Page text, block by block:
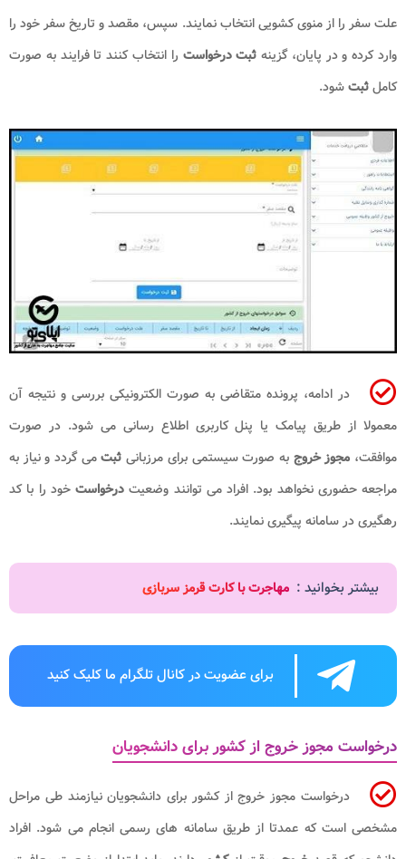
علت سفر را از منوی کشویی انتخاب نمایند. سپس، مقصد و تاریخ سفر خود را
وارد کرده و در پایان، گزینه ثبت درخواست را انتخاب کنند تا فرایند به صورت
کاملثبتشود.
در ادامه، پرونده متقاضی به صورت الکترونیکی بررسی و نتیجه آن
معمولا از طریق پیامک یا پنل کاربری اطلاع رسانی می شود. در صورت
موافقت، مجوز خروجبه صورت سیستمی برای مرزبانی ثبتمی گردد و نیاز به
مراجعه حضوری نخواهد بود. افراد می توانند وضعیت درخواستخود را با کد
رهگیری در سامانه پیگیری نمایند.
بیشتر بخوانید : مهاجرت با کارت قرمز سربازی
برای عضویت در کانال تلگرام ما کلیک کنید
درخواست مجوز خروج از کشور برای دانشجویان
درخواست مجوز خروج از کشور برای دانشجویان نیازمند طی مراحل
مشخصی است که عمدتا از طریق سامانه های رسمی انجام می شود. افراد